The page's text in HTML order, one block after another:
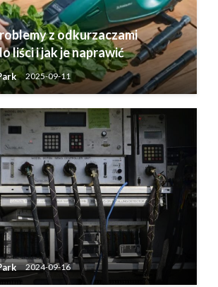
z odkurzaczami
liści i jak je naprawić
2025-09-11
2024-09-16